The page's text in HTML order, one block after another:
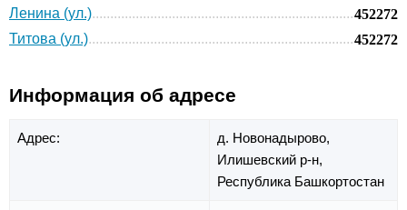
Ленина (ул.)
452272
Титова (ул.)
452272
Информация об адресе
Адрес:
д. Новонадырово,
Илишевский р-н,
Республика Башкортостан